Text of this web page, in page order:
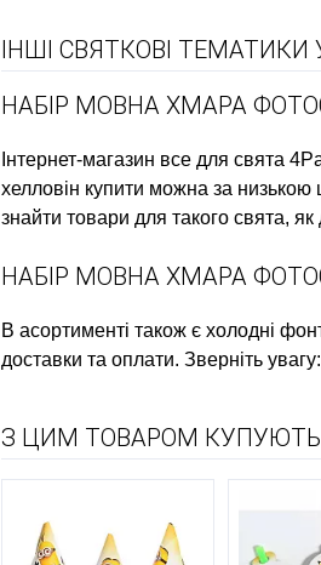
ІНШІ СВЯТКОВІ ТЕМАТИКИ
НАБІР МОВНА ХМАРА
Інтернет-магазин все для свята
хелловін купити можна за низькою
знайти товари для такого свята, як
НАБІР МОВНА ХМАРА
В асортименті також є холодні
доставки та оплати. Зверніть
З ЦИМ ТОВАРОМ КУПУЮТЬ